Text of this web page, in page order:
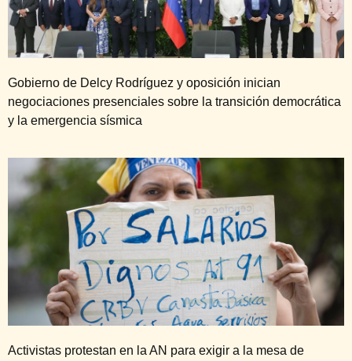
Gobierno de Delcy Rodríguez y oposición inician
negociaciones presenciales sobre la transición democrática
y la emergencia sísmica
Activistas protestan en la AN para exigir a la mesa de